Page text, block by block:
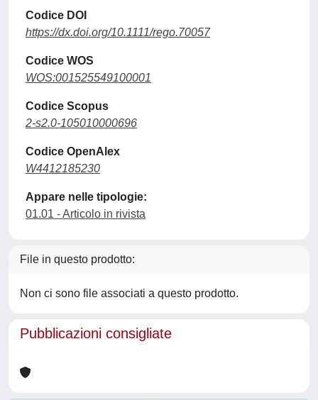
Codice DOI
https://dx.doi.org/10.1111/rego.70057
Codice WOS
WOS:001525549100001
Codice Scopus
2-s2.0-105010000696
Codice OpenAlex
W4412185230
Appare nelle tipologie:
01.01 - Articolo in rivista
File in questo prodotto:
Non ci sono file associati a questo prodotto.
Pubblicazioni consigliate